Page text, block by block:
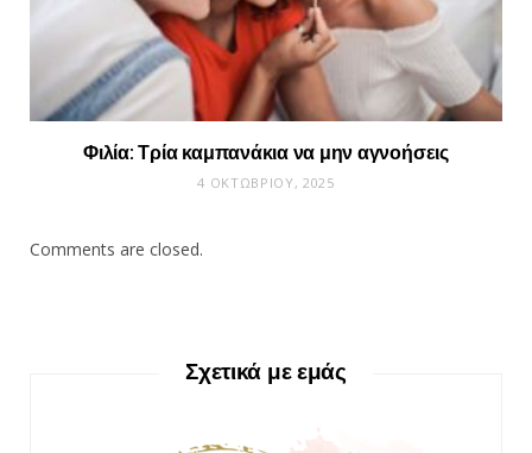
Φιλία: Τρία καμπανάκια να μην αγνοήσεις
4 ΟΚΤΩΒΡΊΟΥ, 2025
Comments are closed.
Σχετικά με εμάς